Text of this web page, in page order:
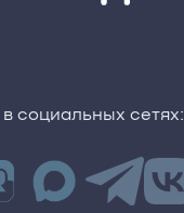
социальных сетях: